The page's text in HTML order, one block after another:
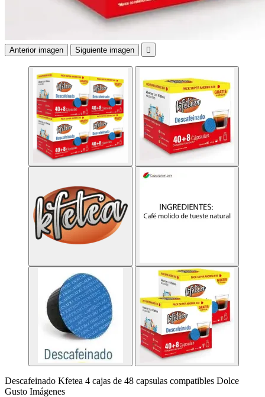
Anterior imagen Siguiente imagen 
Descafeinado Kfetea 4 cajas de 48 capsulas compatibles Dolce
Gusto Imágenes